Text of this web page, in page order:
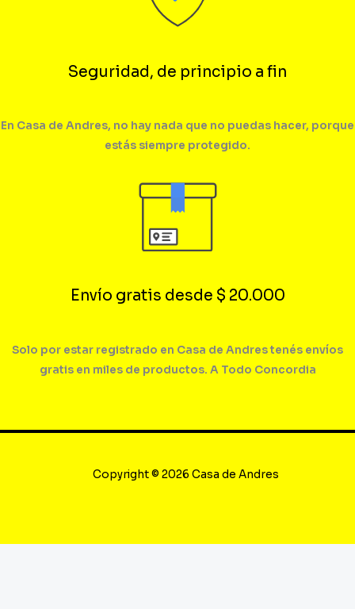
Seguridad, de principio a fin
En Casa de Andres, no hay nada que no puedas hacer, porque
estás siempre protegido.
Envío gratis desde $ 20.000
Solo por estar registrado en Casa de Andres tenés envíos
gratis en miles de productos. A Todo Concordia
Copyright © 2026 Casa de Andres